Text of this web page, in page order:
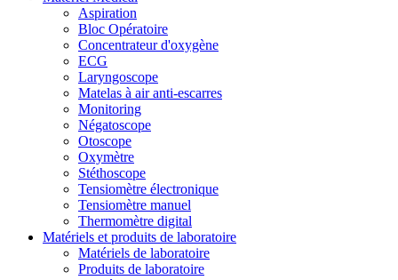
Aspiration
Bloc Opératoire
Concentrateur d'oxygène
ECG
Laryngoscope
Matelas à air anti-escarres
Monitoring
Négatoscope
Otoscope
Oxymètre
Stéthoscope
Tensiomètre électronique
Tensiomètre manuel
Thermomètre digital
Matériels et produits de laboratoire
Matériels de laboratoire
Produits de laboratoire